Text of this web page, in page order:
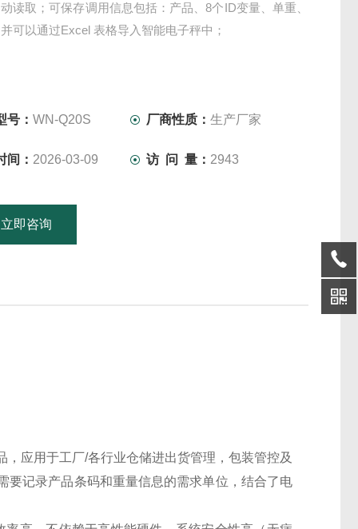
动读取；可保存调用信息包括：产品、8个ID变量、单重、
可以通过Excel 表格导入智能电子秤中；
号： WN-Q20S 厂商性质：生产厂家
间： 2026-03-09 访 问 量： 2943
立即咨询
，应用于工厂/各行业仓储进出货管理，包装管控及
要记录产品条码和重量信息的需求单位，结合了电